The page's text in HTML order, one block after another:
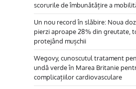
scorurile de îmbunătățire a
Un nou record în slăbire: Noua
pierzi aproape 28% din greutate,
protejând mușchii
Wegovy, cunoscutul tratament
undă verde în Marea Britanie
complicațiilor cardiovasculare